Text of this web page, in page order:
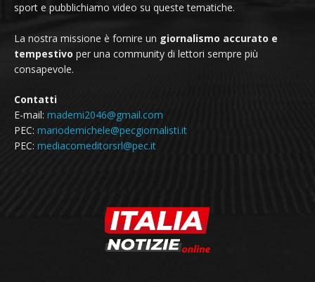
sport e pubblichiamo video su queste tematiche.
La nostra missione è fornire un giornalismo accurato e
tempestivo per una community di lettori sempre più
consapevole.
Contatti
E-mail: mademi2046@gmail.com
PEC: mariodemichele@pecgiornalisti.it
PEC: mediacomeditorsrl@pec.it